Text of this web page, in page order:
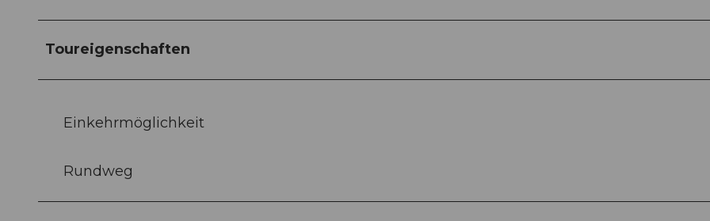
Toureigenschaften
Einkehrmöglichkeit
Rundweg